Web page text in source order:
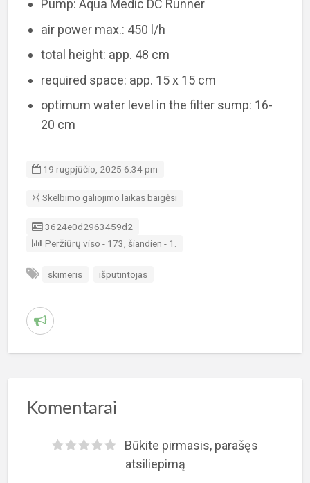
Pump: Aqua Medic DC Runner
air power max.: 450 l/h
total height: app. 48 cm
required space: app. 15 x 15 cm
optimum water level in the filter sump: 16-
20 cm
19 rugpjūčio, 2025 6:34 pm
Skelbimo galiojimo laikas baigėsi
Skelbimo ID
3624e0d2963459d2
Peržiūrų viso - 173, šiandien - 1.
skimeris išputintojas
P
e
Komentarai
Būkite pirmasis, parašęs
atsiliepimą